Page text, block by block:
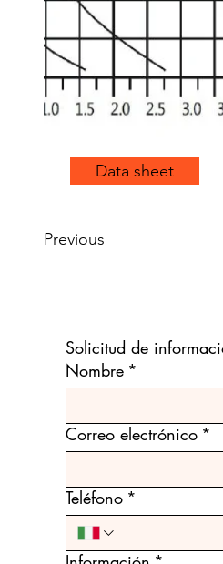
Data sheet
Previous
Solicitud de
Nombre *
Correo electrónico *
Teléfono *